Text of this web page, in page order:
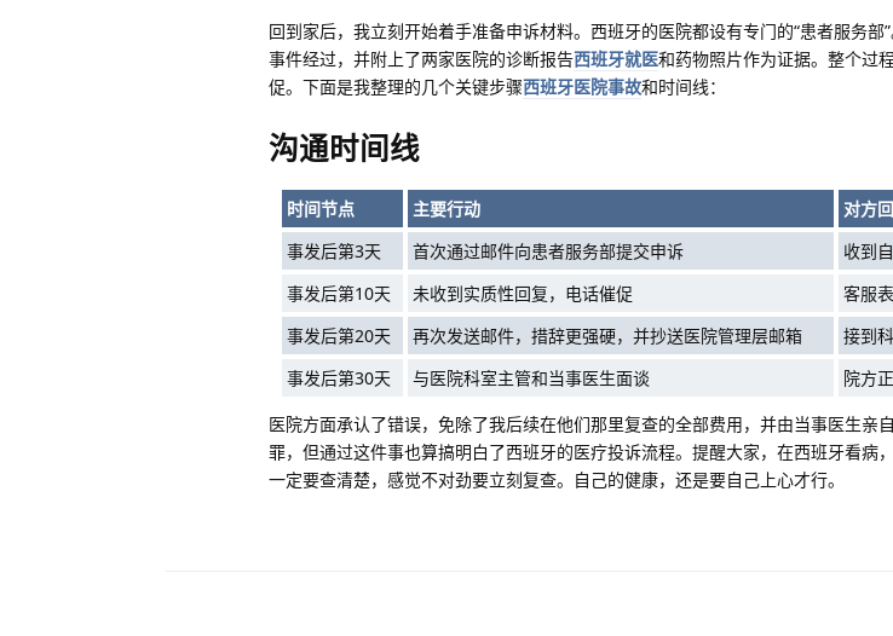
回到家后，我立刻开始着手准备申诉材料。西班牙的医院都设有专门的“患者服务
事件经过，并附上了两家医院的诊断报告西班牙就医和药物照片作为证据。整个过
促。下面是我整理的几个关键步骤西班牙医院事故和时间线：
沟通时间线
时间节点 主要行动
对方
事发后第3天
首次通过邮件向患者服务部提交申诉
收到
事发后第10天
未收到实质性回复，电话催促
客服
事发后第20天
再次发送邮件，措辞更强硬，并抄送医院管理层邮箱
接到
事发后第30天
与医院科室主管和当事医生面谈
院方
医院方面承认了错误，免除了我后续在他们那里复查的全部费用，并由当事医生亲
罪，但通过这件事也算搞明白了西班牙的医疗投诉流程。提醒大家，在西班牙看病
一定要查清楚，感觉不对劲要立刻复查。自己的健康，还是要自己上心才行。